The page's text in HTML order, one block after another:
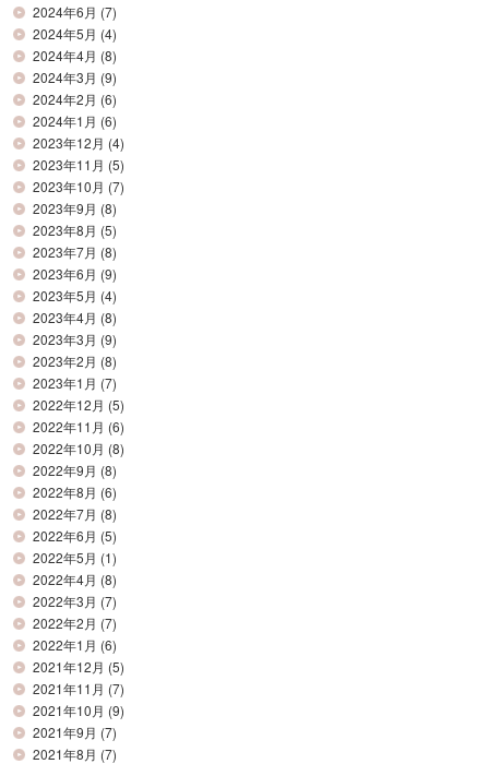
2024年6月 (7)
2024年5月 (4)
2024年4月 (8)
2024年3月 (9)
2024年2月 (6)
2024年1月 (6)
2023年12月 (4)
2023年11月 (5)
2023年10月 (7)
2023年9月 (8)
2023年8月 (5)
2023年7月 (8)
2023年6月 (9)
2023年5月 (4)
2023年4月 (8)
2023年3月 (9)
2023年2月 (8)
2023年1月 (7)
2022年12月 (5)
2022年11月 (6)
2022年10月 (8)
2022年9月 (8)
2022年8月 (6)
2022年7月 (8)
2022年6月 (5)
2022年5月 (1)
2022年4月 (8)
2022年3月 (7)
2022年2月 (7)
2022年1月 (6)
2021年12月 (5)
2021年11月 (7)
2021年10月 (9)
2021年9月 (7)
2021年8月 (7)